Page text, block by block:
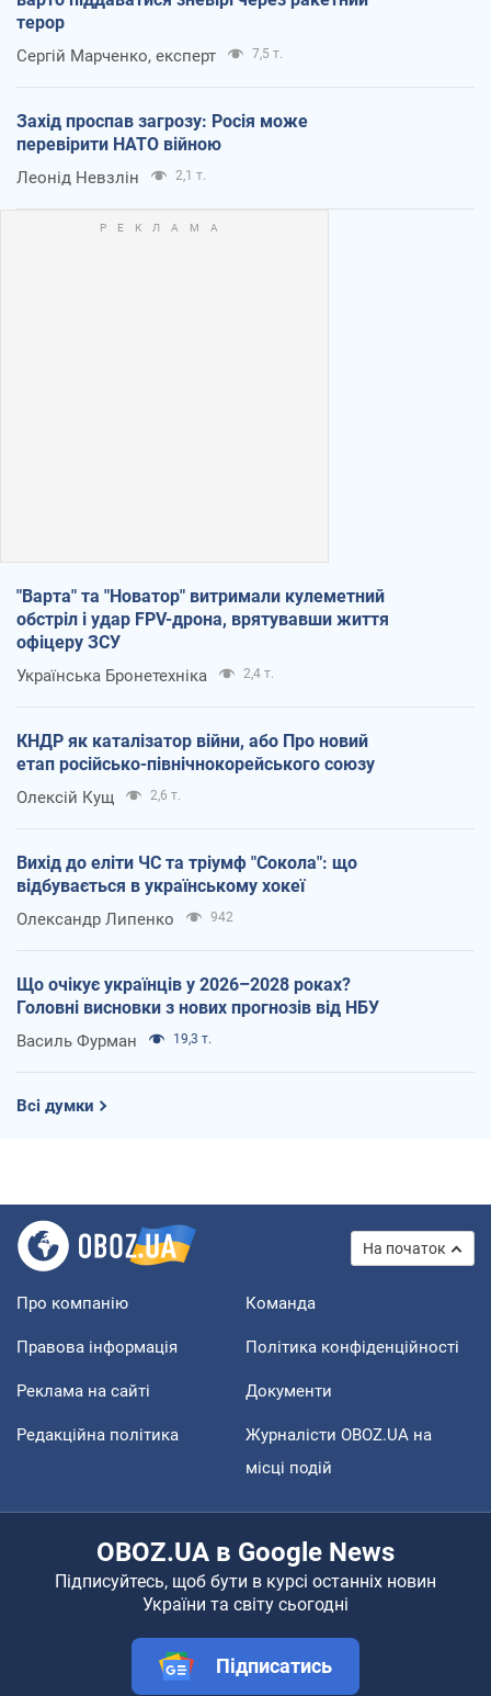
терор
Сергій Марченко, експерт 7,5 т.
Захід проспав загрозу: Росія може
перевірити НАТО війною
Леонід Невзлін 2,1 т.
"Варта" та "Новатор" витримали кулеметний
обстріл і удар FPV-дрона, врятувавши життя
офіцеру ЗСУ
Українська Бронетехніка 2,4 т.
КНДР як каталізатор війни, або Про новий
етап російсько-північнокорейського союзу
Олексій Кущ 2,6 т.
Вихід до еліти ЧС та тріумф "Сокола": що
відбувається в українському хокеї
Олександр Липенко 942
Що очікує українців у 2026–2028 роках?
Головні висновки з нових прогнозів від НБУ
Василь Фурман 19,3 т.
Всі думки
На початок
Про компанію Команда
Правова інформація Політика конфіденційності
Реклама на сайті Документи
Редакційна політика
Журналісти OBOZ.UA на
місці подій
OBOZ.UA в Google News
Підписуйтесь, щоб бути в курсі останніх новин
України та світу сьогодні
Підписатись